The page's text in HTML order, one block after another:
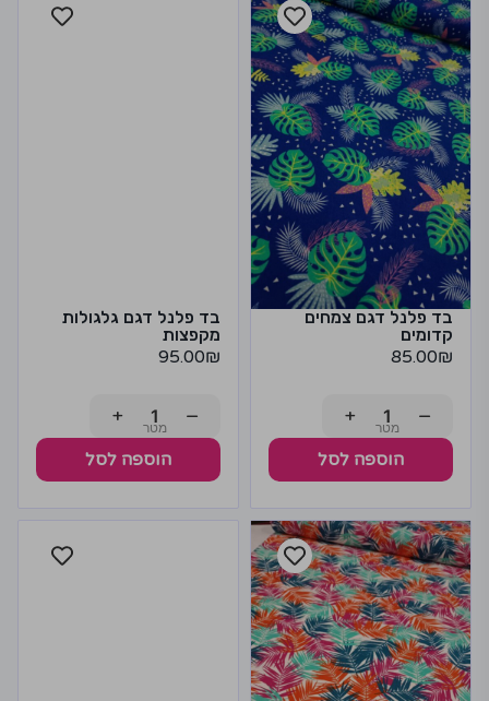
בד פלנל דגם צמחים
קדומים
85.00₪
−
+
הוספה לסל
בד פלנל דגם גלגולות
מקפצות
95.00₪
−
+
הוספה לסל